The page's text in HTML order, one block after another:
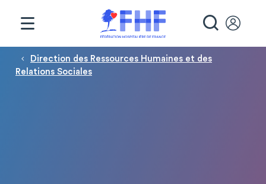
Fil d'Ariane
Direction des Ressources Humaines et des
Relations Sociales
Panneau de gestion des cookies